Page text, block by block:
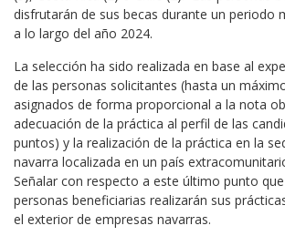
disfrutarán de sus becas durante un periodo
a lo largo del año 2024.
La selección ha sido realizada en base al
de las personas solicitantes (hasta un
asignados de forma proporcional a la nota
adecuación de la práctica al perfil de las
puntos) y la realización de la práctica en la
navarra localizada en un país
Señalar con respecto a este último punto
personas beneficiarias realizarán sus
el exterior de empresas navarras.